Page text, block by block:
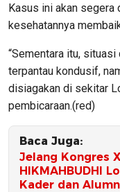
Kasus ini akan
kesehatannya
“Sementara itu,
terpantau kondusif,
disiagakan di sekitar
pembicaraan.(red)
Baca Juga:
Jelang Kongres
HIKMAHBUDHI
Kader dan